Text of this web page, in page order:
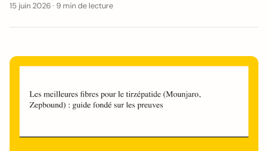
15 juin 2026 · 9 min de lecture